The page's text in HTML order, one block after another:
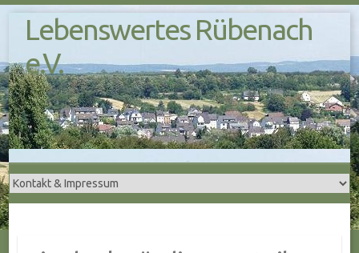
p
t
o
c
o
n
t
e
n
Lebenswertes Rübenach
e.V.